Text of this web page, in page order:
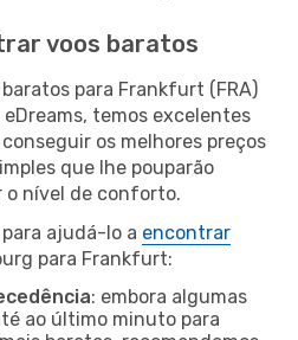
voos baratos
para Frankfurt (FRA)
eDreams, temos excelentes
os melhores preços
que lhe pouparão
o nível de conforto.
ajudá-lo a encontrar
para Frankfurt:
: embora algumas
ao último minuto para